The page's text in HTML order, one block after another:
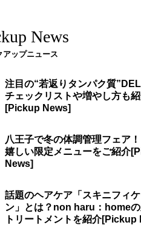
News
アップニュース
注目の“若返りタンパク質
チェックリストや増やし方も紹
八王子で冬の体調管理フェア
嬉しい限定メニューをご紹介
話題のヘアケア「スキニフィ
ン」とは？non haru：home
トリートメントを紹介